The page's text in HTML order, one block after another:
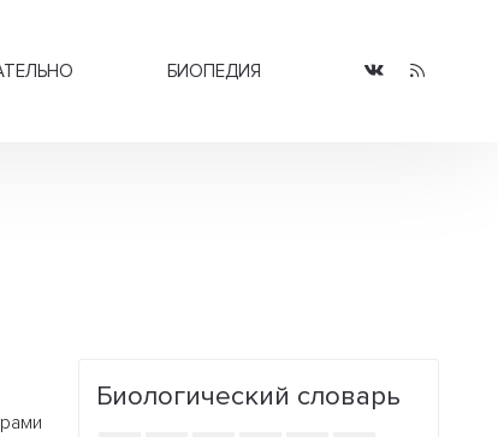
БИОПЕДИЯ
Биологический словарь